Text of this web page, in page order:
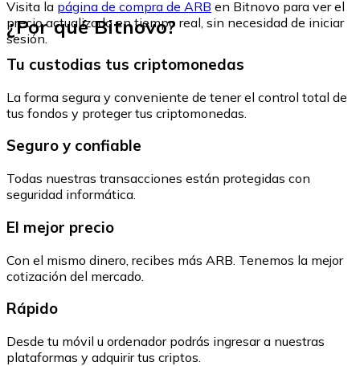
Visita la página de compra de ARB en Bitnovo para ver el
precio actualizado en tiempo real, sin necesidad de iniciar
sesión.
¿Por qué Bitnovo?
Tu custodias tus criptomonedas
La forma segura y conveniente de tener el control total de
tus fondos y proteger tus criptomonedas.
Seguro y confiable
Todas nuestras transacciones están protegidas con
seguridad informática.
El mejor precio
Con el mismo dinero, recibes más ARB. Tenemos la mejor
cotización del mercado.
Rápido
Desde tu móvil u ordenador podrás ingresar a nuestras
plataformas y adquirir tus criptos.